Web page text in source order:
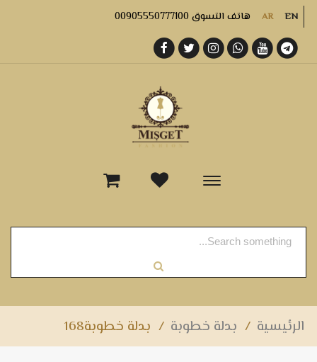
AR EN هاتف التسوق 00905550777100
-
الرئيسية / بدلة خطوبة / بدلة خطوبة168